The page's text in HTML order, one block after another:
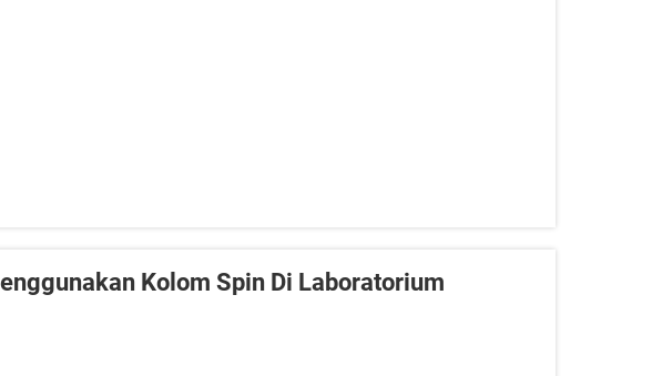
menjernihkan larutan...
Kolom Spin Di Laboratorium